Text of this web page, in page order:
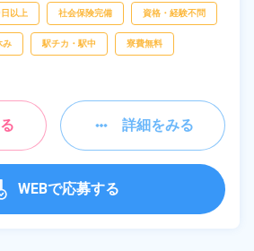
生産管理、製造事務、 ピッキング、
梱
以上 社会保険完備 資格・経験不問
み 駅チカ・駅中 寮費無料
詳細をみる
WEBで応募する